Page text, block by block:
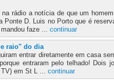
na rádio a notícia de que um
Ponte D. Luis no Porto que é
faze ... continuar
raio" do dia
entrar diretamente em casa
entraram pelo telhado! Dois
em St L ... continuar